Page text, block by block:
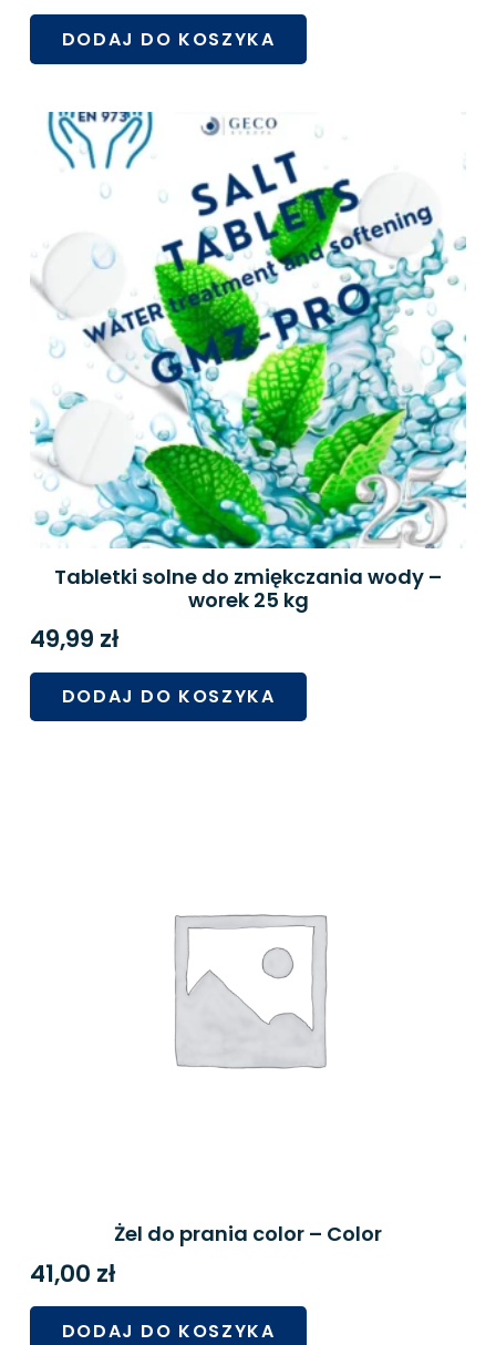
DODAJ DO KOSZYKA
Tabletki solne do zmiękczania wody –
worek 25 kg
49,99 zł
DODAJ DO KOSZYKA
Żel do prania color – Color
41,00 zł
DODAJ DO KOSZYKA